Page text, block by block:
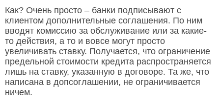
Как? Очень просто – банки подписывают с
клиентом дополнительные соглашения. По ним
вводят комиссию за обслуживание или за какие-
то действия, а то и вовсе могут просто
увеличивать ставку. Получается, что ограничение
предельной стоимости кредита распространяется
лишь на ставку, указанную в договоре. Та же, что
написана в допсоглашении, не ограничивается
ничем.